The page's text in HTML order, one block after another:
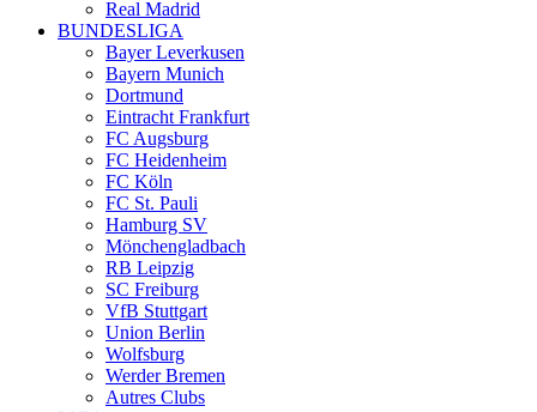
Real Madrid
BUNDESLIGA
Bayer Leverkusen
Bayern Munich
Dortmund
Eintracht Frankfurt
FC Augsburg
FC Heidenheim
FC Köln
FC St. Pauli
Hamburg SV
Mönchengladbach
RB Leipzig
SC Freiburg
VfB Stuttgart
Union Berlin
Wolfsburg
Werder Bremen
Autres Clubs